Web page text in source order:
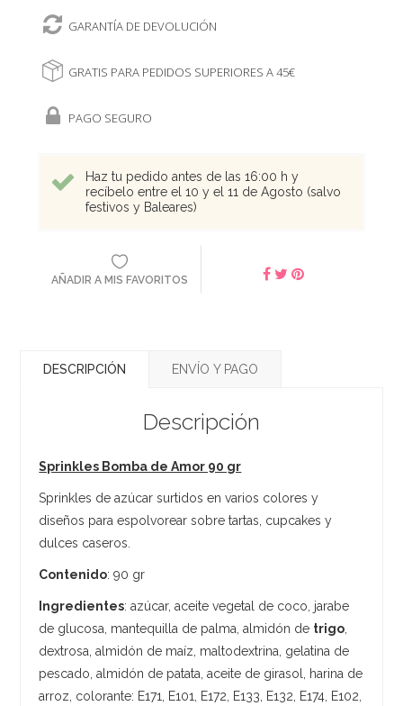
GARANTÍA DE DEVOLUCIÓN
GRATIS PARA PEDIDOS SUPERIORES A 45€
PAGO SEGURO
Haz tu pedido antes de las 16:00 h y
recíbelo entre el 10 y el 11 de Agosto (salvo
festivos y Baleares)
AÑADIR A MIS FAVORITOS
DESCRIPCIÓN ENVÍO Y PAGO
Descripción
Sprinkles Bomba de Amor 90 gr
Sprinkles de azúcar surtidos en varios colores y
diseños para espolvorear sobre tartas, cupcakes y
dulces caseros.
Contenido: 90 gr
Ingredientes: azúcar, aceite vegetal de coco, jarabe
de glucosa, mantequilla de palma, almidón de trigo
dextrosa, almidón de maíz, maltodextrina, gelatina de
pescado, almidón de patata, aceite de girasol, harina de
arroz, colorante: E171, E101, E172, E133, E132, E174, E102,